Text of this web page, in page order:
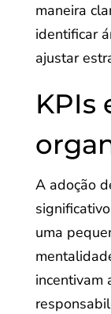
maneira
identificar
ajustar
KPIs
A adoção
uma
incentivam